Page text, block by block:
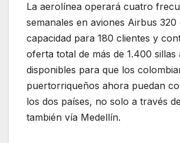
La aerolínea operará cuatro
semanales en aviones Airbus 320
capacidad para 180 clientes y
oferta total de más de 1.400 sillas
disponibles para que los
puertorriqueños ahora puedan
los dos países, no solo a través
también vía Medellín.